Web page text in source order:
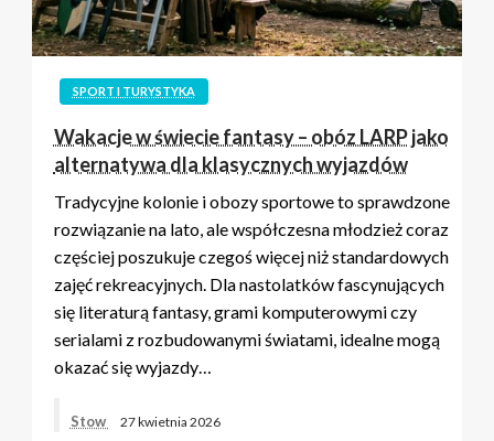
SPORT I TURYSTYKA
Wakacje w świecie fantasy – obóz LARP jako
alternatywa dla klasycznych wyjazdów
Tradycyjne kolonie i obozy sportowe to sprawdzone
rozwiązanie na lato, ale współczesna młodzież coraz
częściej poszukuje czegoś więcej niż standardowych
zajęć rekreacyjnych. Dla nastolatków fascynujących
się literaturą fantasy, grami komputerowymi czy
serialami z rozbudowanymi światami, idealne mogą
okazać się wyjazdy…
Stow 27 kwietnia 2026